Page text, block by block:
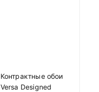
Контрактные обои
Versa Designed